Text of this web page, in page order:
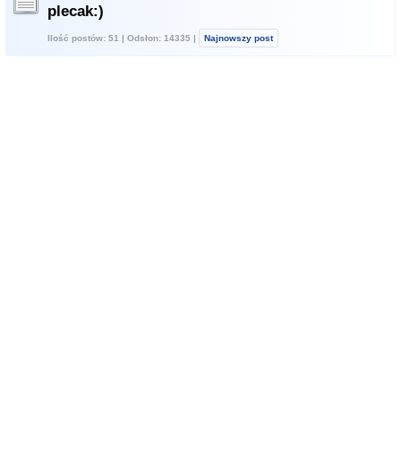
plecak:)
Ilość postów: 51 | Odsłon: 14335 | Najnowszy post